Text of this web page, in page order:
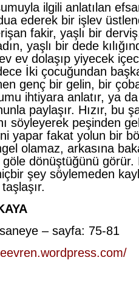
ilgili anlatılan
ederek bir işlev
fakir, yaşlı bir
yaşlı bir dede
ev dolaşıp yiye­cek
İki çocuğundan
genç bir gelin, bir
ihtiyara anlatır, ya
paylaşır. Hızır, bu
söyleyerek peşinden
yapar fakat yolun bir
olamaz, arkasına
göle dönüştüğünü görür.
şey söylemeden
– sayfa: 75-81